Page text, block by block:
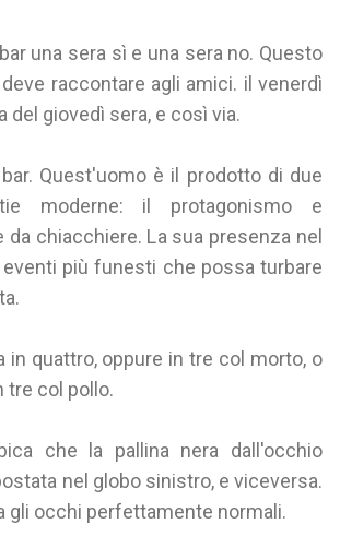
una sera sì e una sera no. Questo
raccontare agli amici. il venerdì
del giovedì sera, e così via.
Quest'uomo è il prodotto di due
moderne: il protagonismo e
da chiacchiere. La sua presenza nel
eventi più funesti che possa turbare
in quattro, oppure in tre col morto, o
tre col pollo.
che la pallina nera dall'occhio
nel globo sinistro, e viceversa.
gli occhi perfettamente normali.